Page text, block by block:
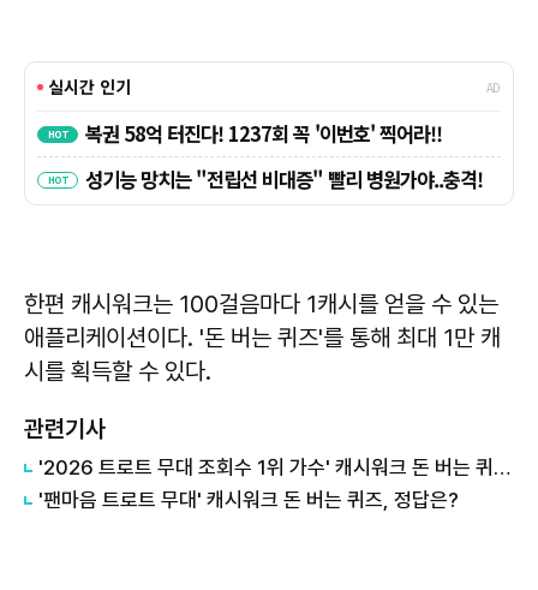
한편 캐시워크는 100걸음마다 1캐시를 얻을 수 있는
애플리케이션이다. '돈 버는 퀴즈'를 통해 최대 1만 캐
시를 획득할 수 있다.
관련기사
'2026 트로트 무대 조회수 1위 가수' 캐시워크 돈 버는 퀴즈, 정답은?
'팬마음 트로트 무대' 캐시워크 돈 버는 퀴즈, 정답은?